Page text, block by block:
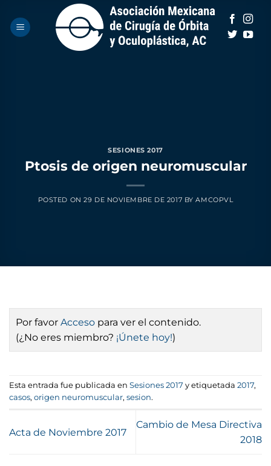
contenido
SESIONES 2017
Ptosis de origen neuromuscular
POSTED ON29 DE NOVIEMBRE DE 2017 BYAMCOPVL
Por favor Acceso para ver el contenido.
(¿No eres miembro? ¡Únete hoy!)
Esta entrada fue publicada en Sesiones 2017 y etiquetada 2017,
casos, origen neuromuscular, sesion.
Acta de Noviembre 2017
Cambio de Mesa Directiva
2018